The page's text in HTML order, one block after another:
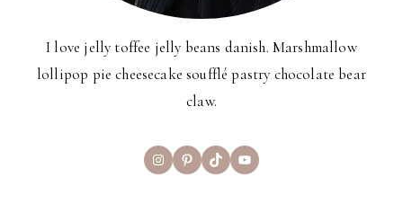
I love jelly toffee jelly beans danish. Marshmallow
lollipop pie cheesecake soufflé pastry chocolate bear
claw.
InstagramPinterest
TikTokYouTube